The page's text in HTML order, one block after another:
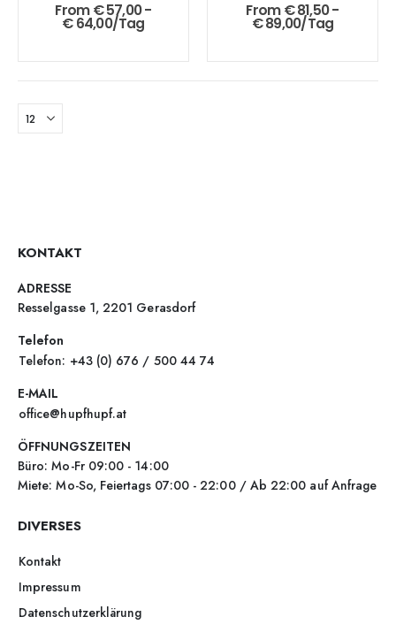
From€57,00-
€64,00/Tag
From€81,50-
€89,00/Tag
KONTAKT
ADRESSE
Resselgasse 1, 2201 Gerasdorf
Telefon
Telefon: +43 (0) 676 / 500 44 74
E-MAIL
office@hupfhupf.at
ÖFFNUNGSZEITEN
Büro: Mo-Fr 09:00 - 14:00
Miete: Mo-So, Feiertags 07:00 - 22:00 / Ab 22:00 auf Anfrage
DIVERSES
Kontakt
Impressum
Datenschutzerklärung